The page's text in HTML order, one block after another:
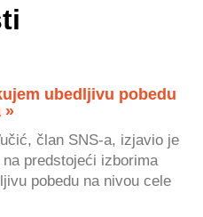
ubedljivu pobedu
»
član SNS-a, izjavio je
predstojeći izborima
pobedu na nivou cele